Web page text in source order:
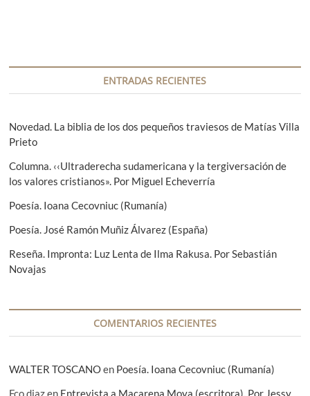
ó
n
d
e
e
n
t
r
a
d
s
o
:
g
i
t
e
ENTRADAS RECIENTES
Novedad. La biblia de los dos pequeños traviesos de Matías Villa
Prieto
Columna. ‹‹Ultraderecha sudamericana y la tergiversación de
los valores cristianos». Por Miguel Echeverría
Poesía. Ioana Cecovniuc (Rumanía)
Poesía. José Ramón Muñiz Álvarez (España)
Reseña. Impronta: Luz Lenta de Ilma Rakusa. Por Sebastián
Novajas
COMENTARIOS RECIENTES
WALTER TOSCANOen Poesía. Ioana Cecovniuc (Rumanía)
Fco diazen Entrevista a Macarena Moya (escritora). Por Jessy